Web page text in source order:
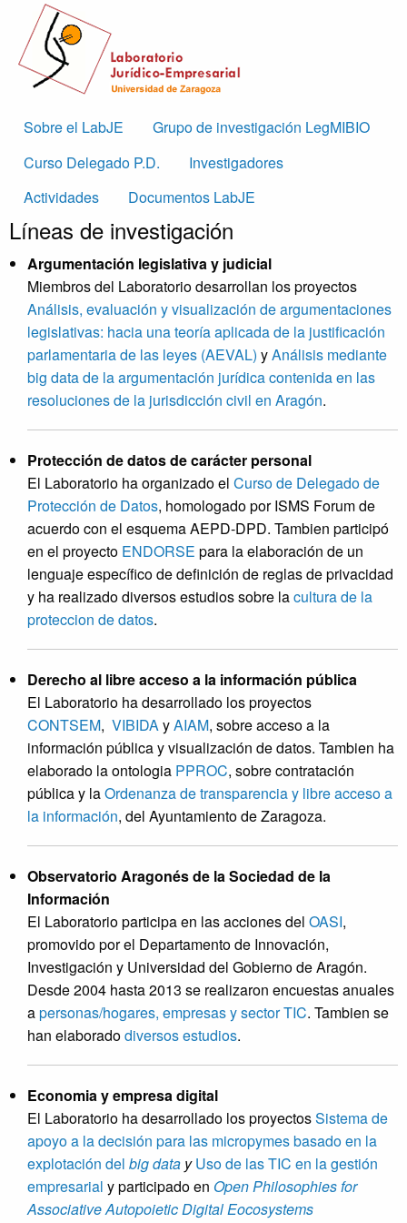
Skip to main content
Main
Sobre el LabJE
Grupo de investigación LegMIBIO
Curso Delegado P.D.
Investigadores
Actividades
Documentos LabJE
Líneas de investigación
Argumentación legislativa y judicial
Miembros del Laboratorio desarrollan los proyectos
Análisis, evaluación y visualización de argumentaciones
legislativas: hacia una teoría aplicada de la justificación
parlamentaria de las leyes (AEVAL) yAnálisis mediante
big data de la argumentación jurídica contenida en las
resoluciones de la jurisdicción civil en Aragón.
Protección de datos de carácter personal
El Laboratorio ha organizado el Curso de Delegado de
Protección de Datos, homologado por ISMS Forum de
acuerdo con el esquema AEPD-DPD. Tambien participó
en el proyecto ENDORSE para la elaboración de un
lenguaje específico de definición de reglas de privacidad
y ha realizado diversos estudios sobre lacultura de la
proteccion de datos.
Derecho al libre acceso a la información pública
El Laboratorio ha desarrollado los proyectos
CONTSEM, VIBIDAyAIAM, sobre acceso a la
información pública y visualización de datos. Tambien ha
elaborado la ontologia PPROC, sobre contratación
pública y laOrdenanza de transparencia y libre acceso a
la información, del Ayuntamiento de Zaragoza.
Observatorio Aragonés de la Sociedad de la
Información
El Laboratorio participa en las acciones del OASI,
promovido por el Departamento de Innovación,
Investigación y Universidad del Gobierno de Aragón.
Desde 2004 hasta 2013 se realizaron encuestas anuales
apersonas/hogares, empresas y sector TIC. Tambien se
han elaboradodiversos estudios.
Economia y empresa digital
El Laboratorio ha desarrollado los proyectosSistema de
apoyo a la decisión para las micropymes basado en la
explotación del big data yUso de las TIC en la gestión
empresarial y participado en Open Philosophies for
Associative Autopoietic Digital Eocosystems